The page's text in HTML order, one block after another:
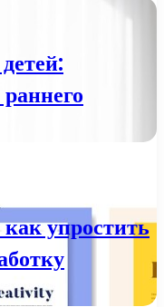
упростить